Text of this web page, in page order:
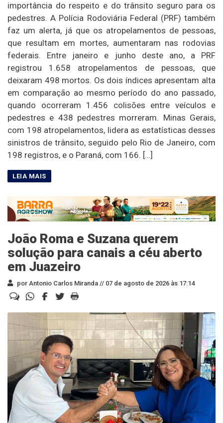
importância do respeito e do trânsito seguro para os
pedestres. A Polícia Rodoviária Federal (PRF) também
faz um alerta, já que os atropelamentos de pessoas,
que resultam em mortes, aumentaram nas rodovias
federais. Entre janeiro e junho deste ano, a PRF
registrou 1.658 atropelamentos de pessoas, que
deixaram 498 mortos. Os dois índices apresentam alta
em comparação ao mesmo período do ano passado,
quando ocorreram 1.456 colisões entre veículos e
pedestres e 438 pedestres morreram. Minas Gerais,
com 198 atropelamentos, lidera as estatísticas desses
sinistros de trânsito, seguido pelo Rio de Janeiro, com
198 registros, e o Paraná, com 166. […]
João Roma e Suzana querem
solução para canais a céu aberto
em Juazeiro
por Antonio Carlos Miranda // 07 de agosto de 2026 às 17:14